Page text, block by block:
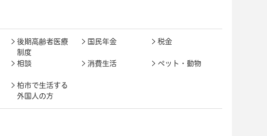
後期高齢者医療
制度
国民年金 税金
相談 消費生活 ペット・動物
柏市で生活する
外国人の方